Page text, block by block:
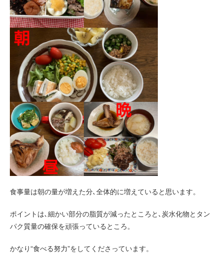
食事量は朝の量が増えた分､全体的に増えていると思います。
ポイントは､細かい部分の脂質が減ったところと､炭水化物とタン
パク質量の確保を頑張っているところ。
かなり“食べる努力”をしてくださっています。